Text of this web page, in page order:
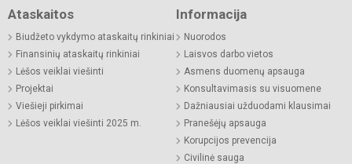
Ataskaitos
Biudžeto vykdymo ataskaitų rinkiniai
Finansinių ataskaitų rinkiniai
Lėšos veiklai viešinti
Projektai
Viešieji pirkimai
Lėšos veiklai viešinti 2025 m.
Informacija
Nuorodos
Laisvos darbo vietos
Asmens duomenų apsauga
Konsultavimasis su visuomene
Dažniausiai užduodami klausimai
Pranešėjų apsauga
Korupcijos prevencija
Civilinė sauga